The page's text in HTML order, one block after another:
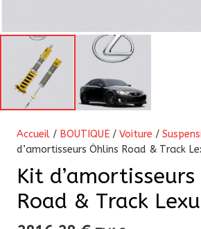
Accueil / BOUTIQUE / Voiture /
d’amortisseurs Öhlins Road & Track
Kit d’amortisseurs
Road & Track